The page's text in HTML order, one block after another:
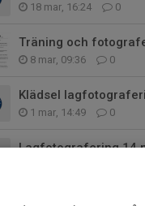
18 mar, 16:24 0
Träning och
8 mar, 09:36 0
Klädsel
1 mar, 14:49 0
Lagfotografering 14